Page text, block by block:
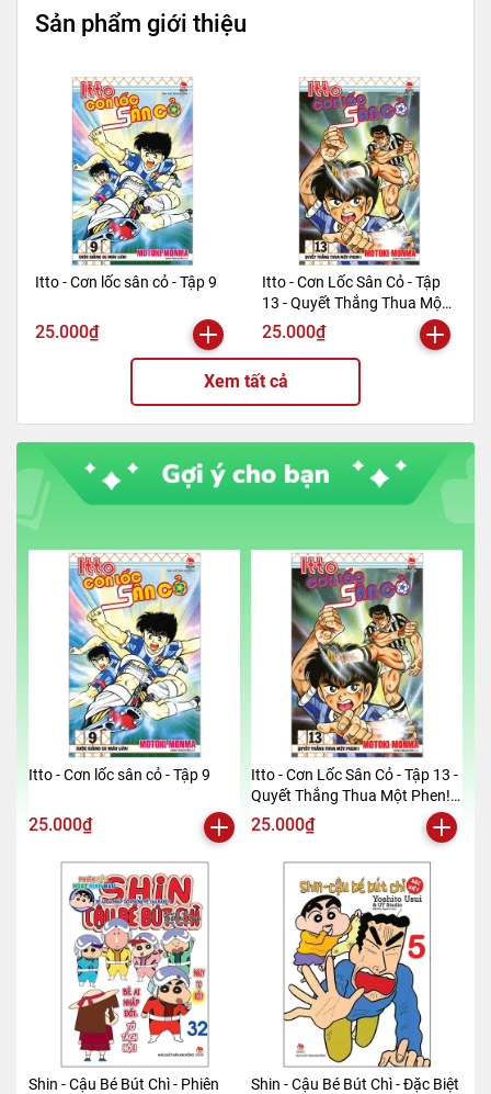
Tác giả
Lưu Tinh Thần
Lao Động
Kích thước bao bì24 x 16 x 2.8 cm
Trọng lượng
580gr
Số trang
560
Hình thức
Bìa mềm
Sản phẩm giới thiệu
Itto - Cơn lốc sân cỏ - Tập 9
25.000₫
Itto - Cơn Lốc Sân Cỏ - Tập
13 - Quyết Thắng Thua Một
Phen!! (Tái Bản 2024)
25.000₫
Xem tất cả
Itto - Cơn lốc sân cỏ - Tập 9
25.000₫
Itto - Cơn Lốc Sân Cỏ - Tập 13 -
Quyết Thắng Thua Một Phen!!
(Tái Bản 2024)
25.000₫
Shin - Cậu Bé Bút Chì - Phiên
Shin - Cậu Bé Bút Chì - Đặc Biệt